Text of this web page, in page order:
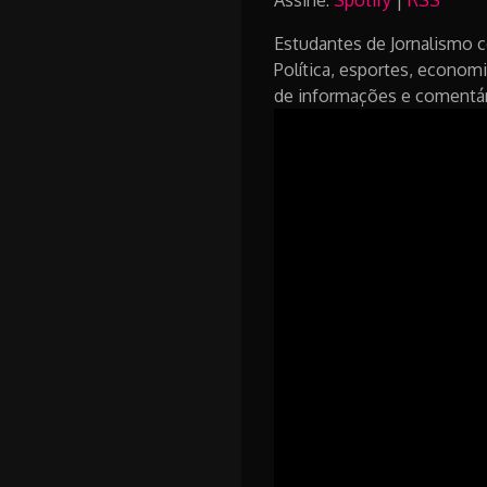
Estudantes de Jornalismo
Política, esportes,
de informações e